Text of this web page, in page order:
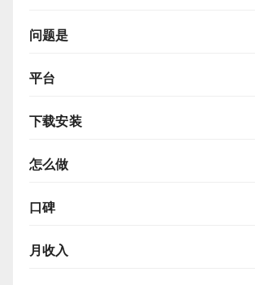
问题是
平台
下载安装
怎么做
口碑
月收入